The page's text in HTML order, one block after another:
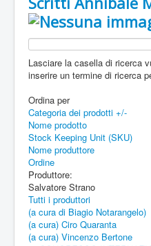
Lasciare la casella di ricerca
inserire un termine di ricerca
Ordina per
Categoria dei prodotti +/-
Nome prodotto
Stock Keeping Unit (SKU)
Nome produttore
Ordine
Produttore:
Salvatore Strano
Tutti i produttori
(a cura di Biagio Notarangelo)
(a cura) Ciro Quaranta
(a cura) Vincenzo Bertone